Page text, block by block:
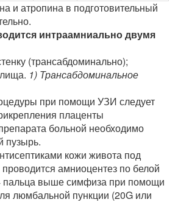
и атропина в подготовительный
интраамниально двумя
(трансабдоминально);
1) Трансабдоминальное
при помощи УЗИ следует
плаценты
больной необходимо
пузырь.
кожи живота под
амниоцентез по белой
пальца выше симфиза при помощи
люмбальной пункции (20G или